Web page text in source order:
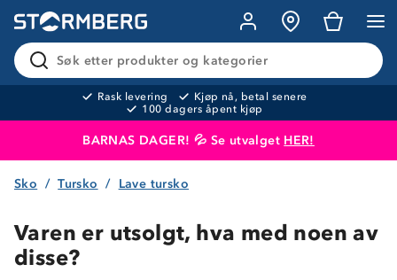
Søk etter produkter og kategorier
Rask levering
Kjøp nå, betal senere
100 dagers åpent kjøp
BARNAS DAGER! 💦 Se utvalget HER!
Produktet er lagt i handlekurven
Sko Tursko Lave tursko
Varen er utsolgt, hva med noen av
disse?